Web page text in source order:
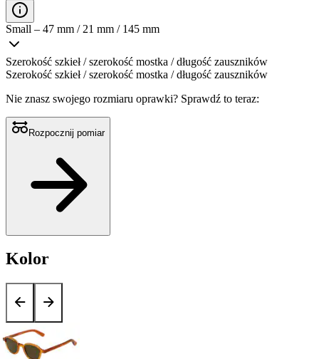
Small – 47 mm / 21 mm / 145 mm
Szerokość szkieł / szerokość mostka / długość zauszników
Szerokość szkieł / szerokość mostka / długość zauszników
Nie znasz swojego rozmiaru oprawki? Sprawdź to teraz:
Rozpocznij pomiar
Kolor